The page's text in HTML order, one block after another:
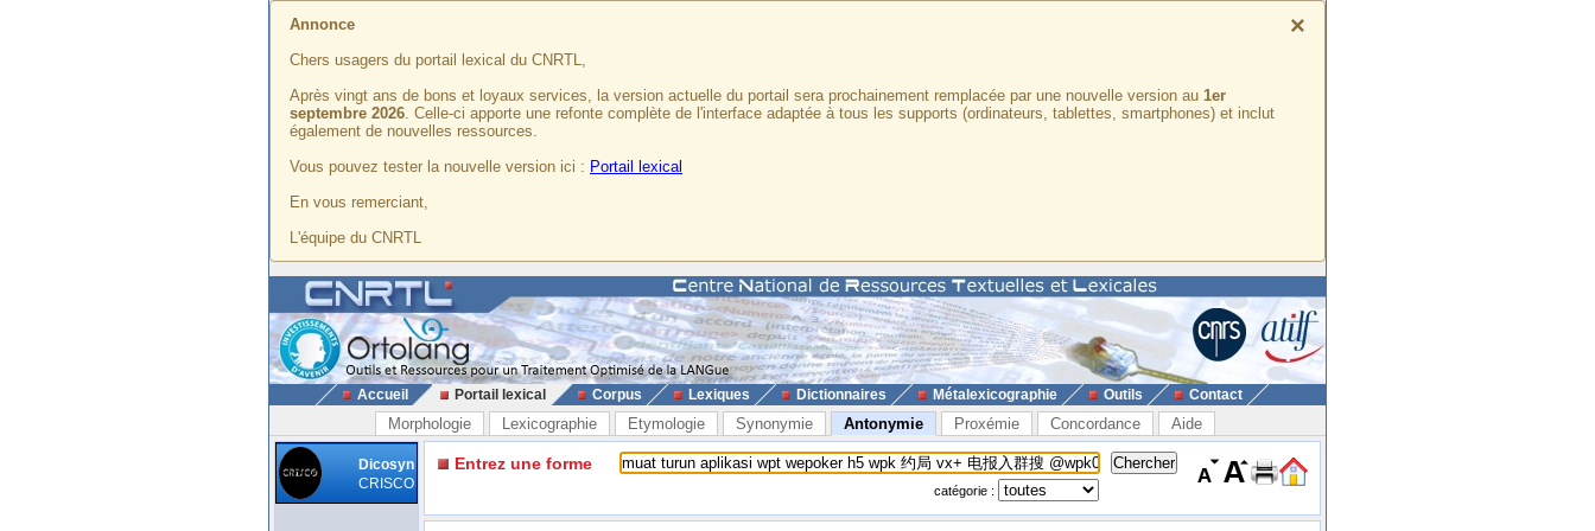
×
Annonce
Chers usagers du portail lexical du CNRTL,
Après vingt ans de bons et loyaux services, la version actuelle du portail sera prochainement remplacée par une nouvelle version au 1er
septembre 2026. Celle-ci apporte une refonte complète de l'interface adaptée à tous les supports (ordinateurs, tablettes, smartphones) et inclut
également de nouvelles ressources.
Vous pouvez tester la nouvelle version ici : Portail lexical
En vous remerciant,
L'équipe du CNRTL
Accueil Portail lexical Corpus Lexiques Dictionnaires Métalexicographie Outils Contact
Morphologie Lexicographie Etymologie Synonymie Antonymie Proxémie Concordance Aide
Dicosyn
CRISCO
Entrez une forme
catégorie :